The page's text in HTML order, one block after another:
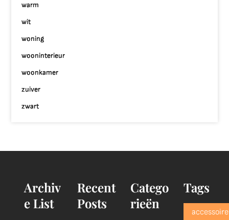
warm
wit
woning
wooninterieur
woonkamer
zuiver
zwart
Archiv
e List
Recent
Posts
Catego
rieën
Tags